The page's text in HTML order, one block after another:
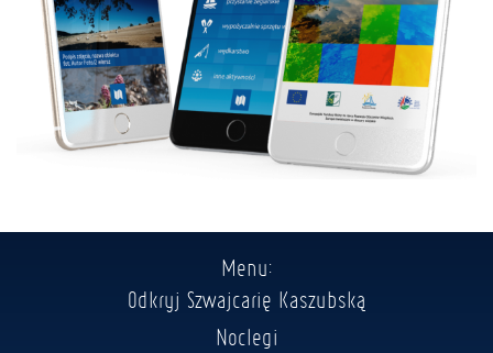
Menu:
Odkryj Szwajcarię Kaszubską
Noclegi